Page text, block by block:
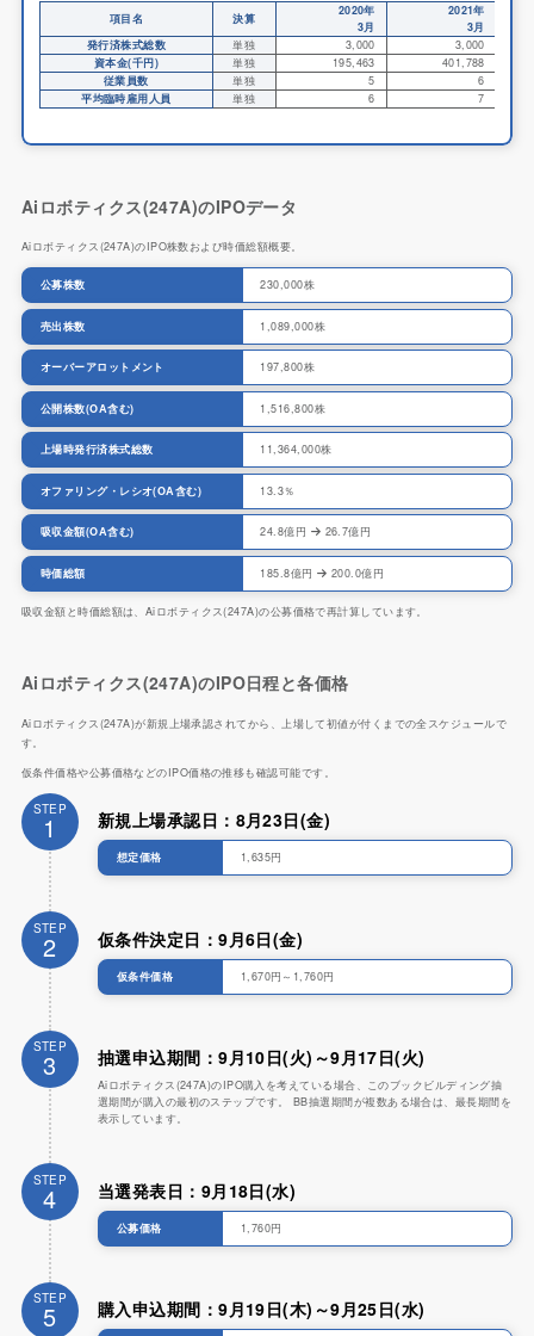
項目名
決算
2020年
3月
2021年
3月
発行済株式総数
単独 3,000
3,000
資本金(千円)
単独 195,463
401,788
従業員数
単独 5
6
平均臨時雇用人員
単独 6 7
Aiロボティクス(247A)のIPOデータ
Aiロボティクス(247A)のIPO株数および時価総額概要。
公募株数 230,000株
売出株数 1,089,000株
オーバーアロットメント 197,800株
公開株数(OA含む) 1,516,800株
上場時発行済株式総数 11,364,000株
オファリング・レシオ(OA含む) 13.3％
吸収金額(OA含む) 24.8億円 26.7億円
時価総額 185.8億円 200.0億円
吸収金額と時価総額は、Aiロボティクス(247A)の公募価格で再計算しています。
Aiロボティクス(247A)のIPO日程と各価格
Aiロボティクス(247A)が新規上場承認されてから、上場して初値が付くまでの全スケジュールで
す。
仮条件価格や公募価格などのIPO価格の推移も確認可能です。
STEP
1 新規上場承認日：8月23日(金)
想定価格 1,635円
STEP
2 仮条件決定日：9月6日(金)
仮条件価格 1,670円～1,760円
STEP
3 抽選申込期間：9月10日(火)～9月17日(火)
Aiロボティクス(247A)のIPO購入を考えている場合、このブックビルディング抽
選期間が購入の最初のステップです。 BB抽選期間が複数ある場合は、最長期間を
表示しています。
STEP
4 当選発表日：9月18日(水)
公募価格 1,760円
STEP
5 購入申込期間：9月19日(木)～9月25日(水)